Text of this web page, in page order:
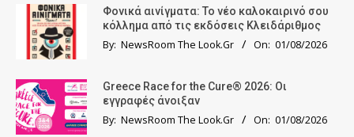
Φονικά αινίγματα: Το νέο καλοκαιρινό σου
κόλλημα από τις εκδόσεις Κλειδάριθμος
By: NewsRoom The Look.Gr On: 01/08/2026
Greece Race for the Cure® 2026: Οι
εγγραφές άνοιξαν
By: NewsRoom The Look.Gr On: 01/08/2026